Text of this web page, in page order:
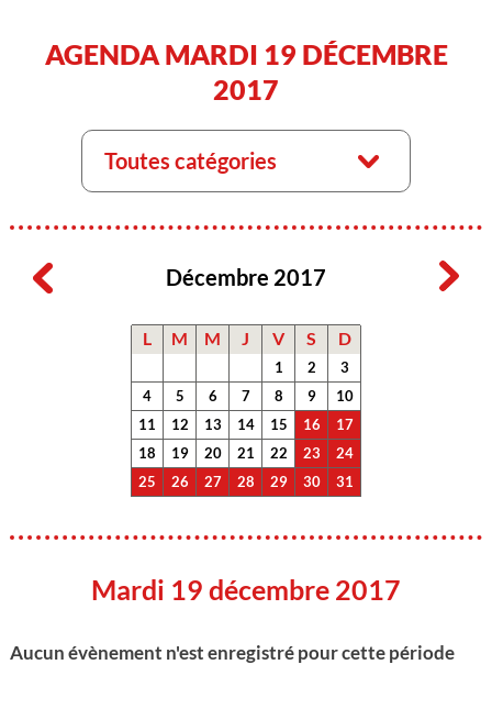
AGENDA MARDI 19 DÉCEMBRE
2017
Toutes catégories
Décembre 2017
L M M J V S D
1 2
3
4
5 6 7 8 9
10
11
12 13 14 15 16
17
18
19 20 21 22 23
24
25
26 27 28 29 30 31
Mardi 19 décembre 2017
Aucun évènement n'est enregistré pour cette période